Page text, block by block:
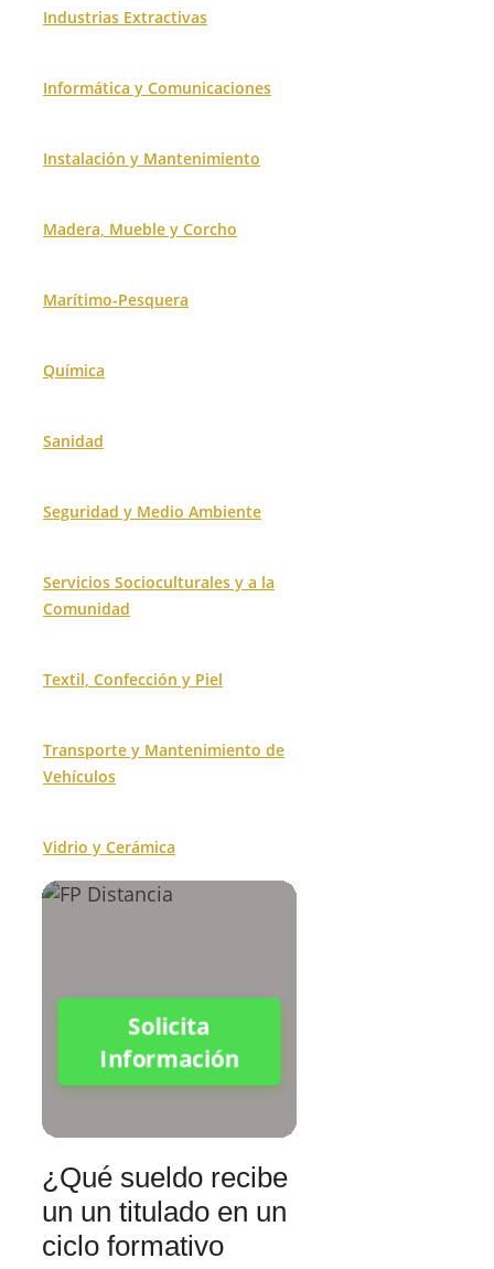
Industrias Extractivas
Informática y Comunicaciones
Instalación y Mantenimiento
Madera, Mueble y Corcho
Marítimo-Pesquera
Química
Sanidad
Seguridad y Medio Ambiente
Servicios Socioculturales y a la
Comunidad
Textil, Confección y Piel
Transporte y Mantenimiento de
Vehículos
Vidrio y Cerámica
Solicita
Información
¿Qué sueldo recibe
un un titulado en un
ciclo formativo